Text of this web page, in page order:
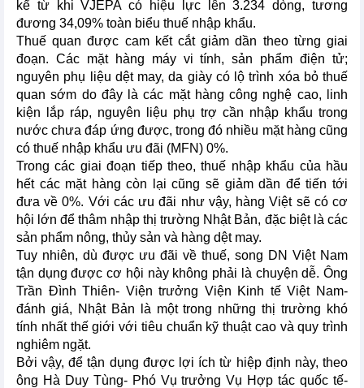
kể từ khi VJEPA có hiệu lực lên 3.234 dòng, tương
đương 34,09% toàn biểu thuế nhập khẩu.
Thuế quan được cam kết cắt giảm dần theo từng giai
đoạn. Các mặt hàng máy vi tính, sản phẩm điện tử;
nguyên phụ liệu dệt may, da giày có lộ trình xóa bỏ thuế
quan sớm do đây là các mặt hàng công nghệ cao, linh
kiện lắp ráp, nguyên liệu phụ trợ cần nhập khẩu trong
nước chưa đáp ứng được, trong đó nhiều mặt hàng cũng
có thuế nhập khẩu ưu đãi (MFN) 0%.
Trong các giai đoạn tiếp theo, thuế nhập khẩu của hầu
hết các mặt hàng còn lại cũng sẽ giảm dần để tiến tới
đưa về 0%. Với các ưu đãi như vậy, hàng Việt sẽ có cơ
hội lớn để thâm nhập thị trường Nhật Bản, đặc biệt là các
sản phẩm nông, thủy sản và hàng dệt may.
Tuy nhiên, dù được ưu đãi về thuế, song DN Việt Nam
tận dụng được cơ hội này không phải là chuyện dễ. Ông
Trần Đình Thiên- Viện trưởng Viện Kinh tế Việt Nam-
đánh giá, Nhật Bản là một trong những thị trường khó
tính nhất thế giới với tiêu chuẩn kỹ thuật cao và quy trình
nghiêm ngặt.
Bởi vậy, để tận dụng được lợi ích từ hiệp định này, theo
ông Hà Duy Tùng- Phó Vụ trưởng Vụ Hợp tác quốc tế-